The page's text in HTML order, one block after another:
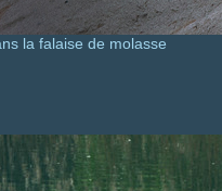
la falaise de molasse